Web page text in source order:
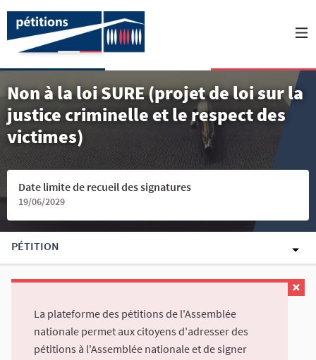
Non à la loi SURE (projet de loi sur la
justice criminelle et le respect des
victimes)
Date limite de recueil des signatures
19/06/2029
PÉTITION
La plateforme des pétitions de l'Assemblée
nationale permet aux citoyens d'adresser des
pétitions à l'Assemblée nationale et de signer